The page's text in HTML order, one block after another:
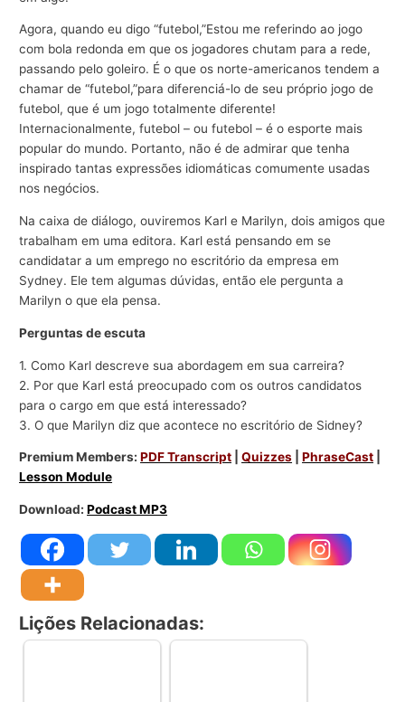
Agora, quando eu digo “futebol,”Estou me referindo ao jogo
com bola redonda em que os jogadores chutam para a rede,
passando pelo goleiro. É o que os norte-americanos tendem a
chamar de “futebol,”para diferenciá-lo de seu próprio jogo de
futebol, que é um jogo totalmente diferente!
Internacionalmente, futebol – ou futebol – é o esporte mais
popular do mundo. Portanto, não é de admirar que tenha
inspirado tantas expressões idiomáticas comumente usadas
nos negócios.
Na caixa de diálogo, ouviremos Karl e Marilyn, dois amigos que
trabalham em uma editora. Karl está pensando em se
candidatar a um emprego no escritório da empresa em
Sydney. Ele tem algumas dúvidas, então ele pergunta a
Marilyn o que ela pensa.
Perguntas de escuta
1. Como Karl descreve sua abordagem em sua carreira?
2. Por que Karl está preocupado com os outros candidatos
para o cargo em que está interessado?
3. O que Marilyn diz que acontece no escritório de Sidney?
Premium Members:PDF Transcript |Quizzes |PhraseCast
Lesson Module
Download:Podcast MP3
Lições Relacionadas: